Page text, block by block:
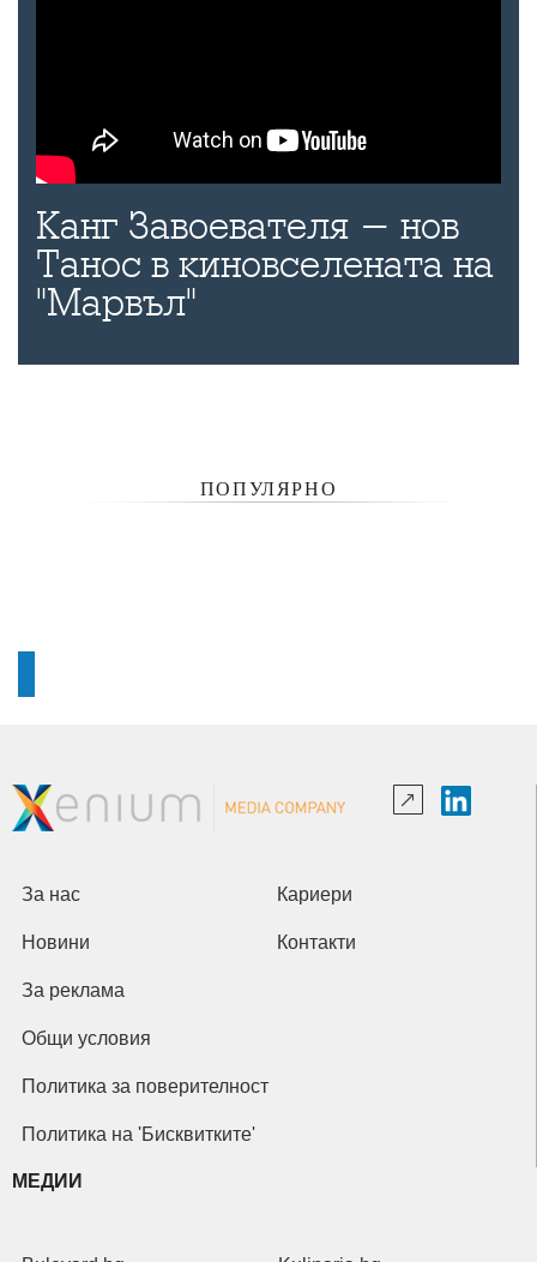
Канг Завоевателя - нов
Танос в киновселената на
"Марвъл"
ПОПУЛЯРНО
За нас Кариери
Новини Контакти
За реклама
Общи условия
Политика за поверителност
Политика на 'Бисквитките'
МЕДИИ